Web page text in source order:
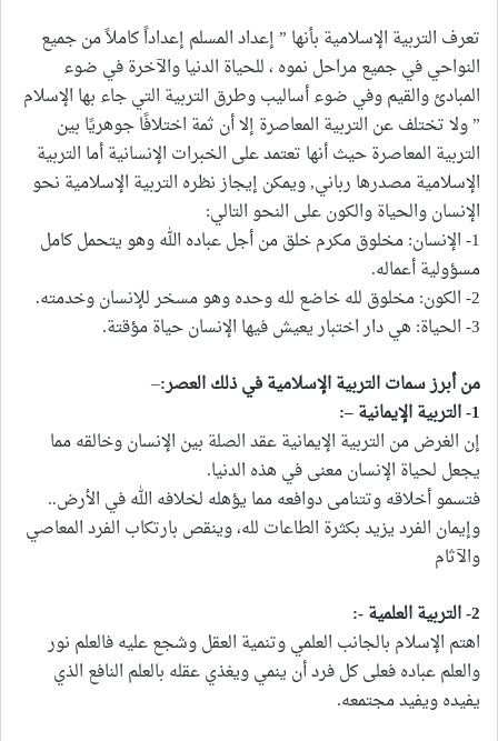
تعرف التربية الإسلامية بأنها ” إعداد المسلم إعداداً كاملاً من جميع
النواحي في جميع مراحل نموه ، للحياة الدنيا والآخرة في ضوء
المبادئ والقيم وفي ضوء أساليب وطرق التربية التي جاء بها الإسلام
” ولا تختلف عن التربية المعاصرة إلا أن ثمة اختلافًا جوهريًا بين
التربية المعاصرة حيث أنها تعتمد على الخبرات الإنسانية أما التربية
الإسلامية مصدرها رباني, ويمكن إيجاز نظره التربية الإسلامية نحو
الإنسان والحياة والكون على النحو التالي:
1- الإنسان: مخلوق مكرم خلق من أجل عباده الله وهو يتحمل كامل
مسؤولية أعماله.
2- الكون: مخلوق لله خاضع لله وحده وهو مسخر للإنسان وخدمته.
3- الحياة: هي دار اختبار يعيش فيها الإنسان حياة مؤقتة.
من أبرز سمات التربية الإسلامية في ذلك العصر:
–
1- التربية الإيمانية –:
إن الغرض من التربية الإيمانية عقد الصلة بين الإنسان وخالقه مما
يجعل لحياة الإنسان معنى في هذه الدنيا.
فتسمو أخلاقه وتتنامى دوافعه مما يؤهله لخلافه الله في الأرض..
وإيمان الفرد يزيد بكثرة الطاعات لله، وينقص بارتكاب الفرد المعاصي
والآثام
2- التربية العلمية -:
اهتم الإسلام بالجانب العلمي وتنمية العقل وشجع عليه فالعلم نور
والعلم عباده فعلى كل فرد أن ينمي ويغذي عقله بالعلم النافع الذي
يفيده ويفيد مجتمعه.